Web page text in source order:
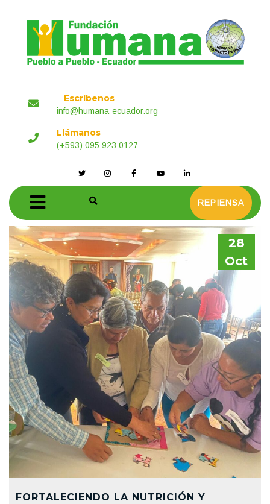
Escríbenos
info@humana-ecuador.org
Llámanos
(+593) 095 923 0127
REPIENSA
28
Oct
FORTALECIENDO LA NUTRICIÓN Y